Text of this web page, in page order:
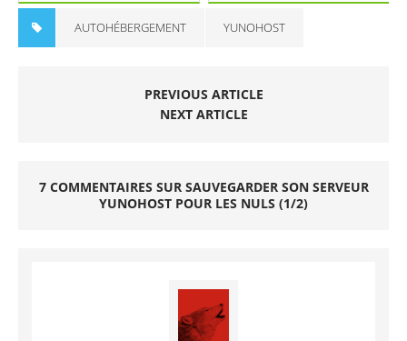
AUTOHÉBERGEMENT YUNOHOST
PREVIOUS ARTICLE
NEXT ARTICLE
7 COMMENTAIRES SUR SAUVEGARDER SON SERVEUR
YUNOHOST POUR LES NULS (1/2)